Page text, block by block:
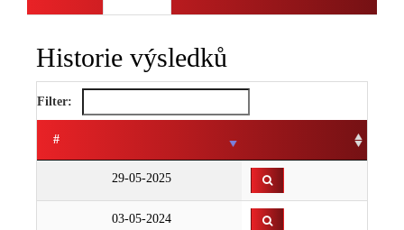
Historie výsledků
Filter:
#
29-05-2025
03-05-2024